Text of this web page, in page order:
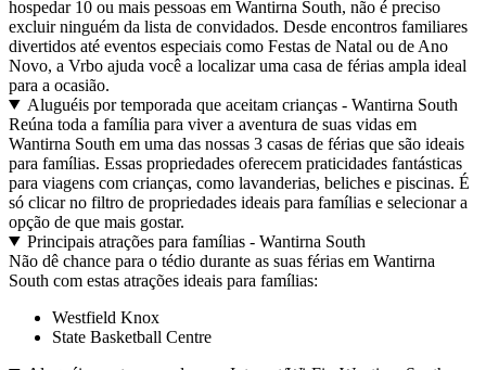
hospedar 10 ou mais pessoas em Wantirna South, não é preciso
excluir ninguém da lista de convidados. Desde encontros familiares
divertidos até eventos especiais como Festas de Natal ou de Ano
Novo, a Vrbo ajuda você a localizar uma casa de férias ampla ideal
para a ocasião.
Aluguéis por temporada que aceitam crianças - Wantirna South
Reúna toda a família para viver a aventura de suas vidas em
Wantirna South em uma das nossas 3 casas de férias que são ideais
para famílias. Essas propriedades oferecem praticidades fantásticas
para viagens com crianças, como lavanderias, beliches e piscinas. É
só clicar no filtro de propriedades ideais para famílias e selecionar a
opção de que mais gostar.
Principais atrações para famílias - Wantirna South
Não dê chance para o tédio durante as suas férias em Wantirna
South com estas atrações ideais para famílias:
Westfield Knox
State Basketball Centre